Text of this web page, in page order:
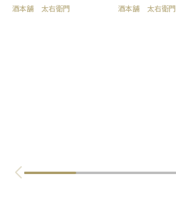
酒本舗 太右衛門
酒本舗 太右衛門